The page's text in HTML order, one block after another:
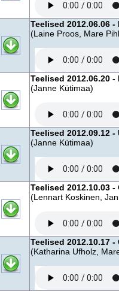
Teelised 2012.06.06
(Laine Proos, Mare
Teelised 2012.06.20
(Janne Kütimaa)
Teelised 2012.09.12
(Janne Kütimaa)
Teelised 2012.10.03
(Lennart Koskinen,
Teelised 2012.10.17
(Katharina Ufholz,